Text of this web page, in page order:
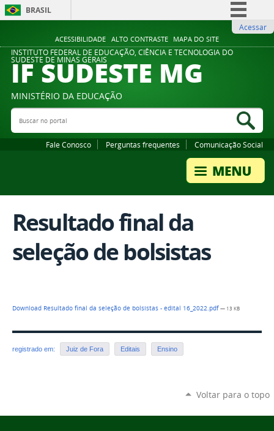
ACESSIBILIDADE ALTO CONTRASTE MAPA DO SITE
BRASIL
Comunica BR
Participe
Legislação
Acessar
INSTITUTO FEDERAL DE EDUCAÇÃO, CIÊNCIA E TECNOLOGIA DO
SUDESTE DE MINAS GERAIS
IF SUDESTE MG
MINISTÉRIO DA EDUCAÇÃO
Buscar no portal
Fale Conosco Perguntas frequentes Comunicação Social
Resultado final da
seleção de bolsistas
Download Resultado final da seleção de bolsistas - edital 16_2022.pdf— 13 KB
registrado em: Juiz de Fora Editais Ensino
Voltar para o topo